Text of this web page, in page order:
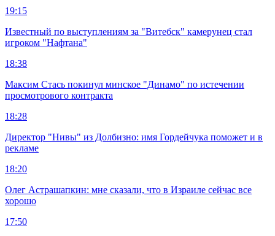
19:15
Известный по выступлениям за "Витебск" камерунец стал
игроком "Нафтана"
18:38
Максим Стась покинул минское "Динамо" по истечении
просмотрового контракта
18:28
Директор "Нивы" из Долбизно: имя Гордейчука поможет и в
рекламе
18:20
Олег Астрашапкин: мне сказали, что в Израиле сейчас все
хорошо
17:50